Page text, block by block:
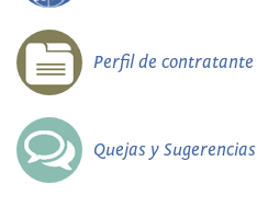
Perfil de contratante
Quejas y Sugerencias